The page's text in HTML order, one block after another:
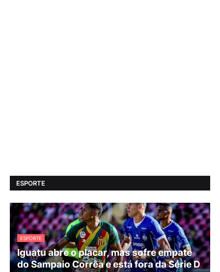
ESPORTE
ESPORTE
Iguatu abre o placar, mas sofre empate
do Sampaio Corrêa e está fora da Série D